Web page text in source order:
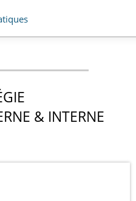
& INTERNE